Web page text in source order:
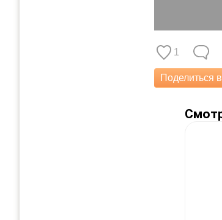
1
Поделиться